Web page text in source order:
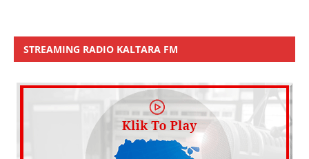
STREAMING RADIO KALTARA FM